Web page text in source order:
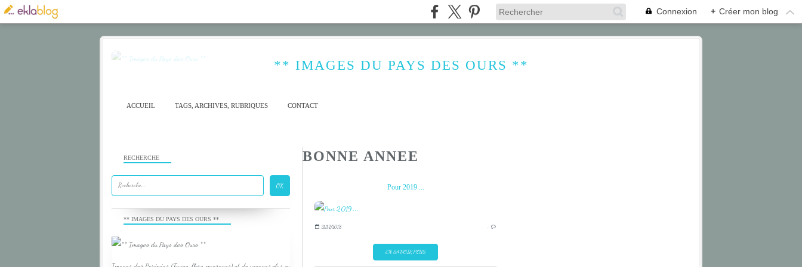
Connexion + Créer mon blog
** IMAGES DU PAYS DES OURS **
ACCUEIL TAGS, ARCHIVES, RUBRIQUES CONTACT
BONNE ANNEE
Pour 2019 ...
31/12/2018 …
EN SAVOIR PLUS
RECHERCHE
** IMAGES DU PAYS DES OURS **